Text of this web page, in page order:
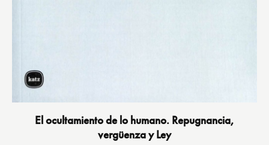
El ocultamiento de lo humano. Repugnancia,
vergüenza y Ley